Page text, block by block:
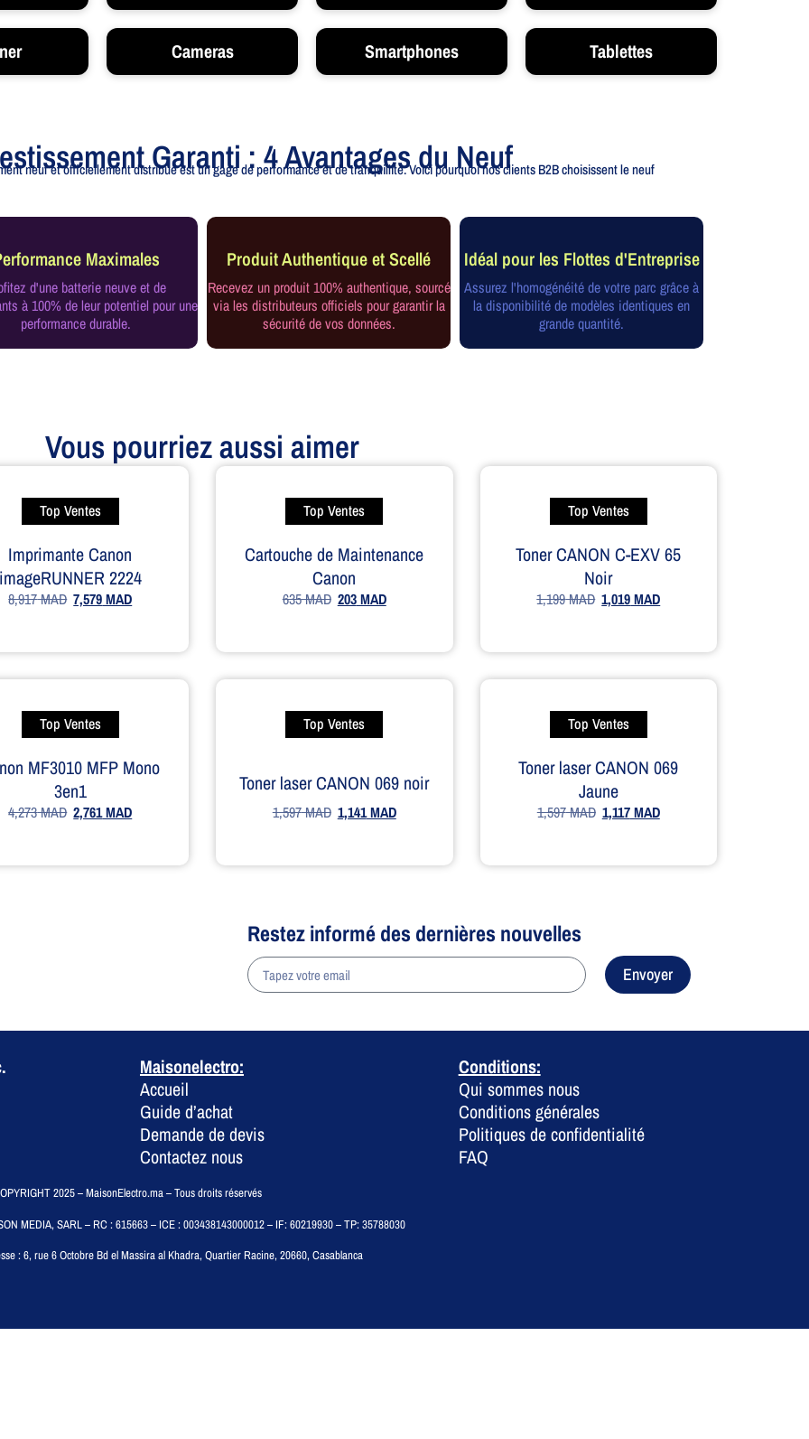
Cameras Smartphones Tablettes
Garanti : 4 Avantages du Neuf
neuf et officiellement distribué est un gage de performance et de tranquillité. Voici pourquoi nos clients B2B choisissent le neuf
Maximales
d'une batterie neuve et de
à 100% de leur potentiel pour une
performance durable.
Produit Authentique et Scellé
Recevez un produit 100% authentique, sourcé
via les distributeurs officiels pour garantir la
sécurité de vos données.
Idéal pour les Flottes d'Entreprise
Assurez l'homogénéité de votre parc grâce à
la disponibilité de modèles identiques en
grande quantité.
Vous pourriez aussi aimer
Top Ventes
Imprimante Canon
2224
8,917MAD 7,579MAD
Top Ventes
Cartouche de Maintenance
Canon
635MAD 203MAD
Top Ventes
Toner CANON C-EXV 65
Noir
1,199MAD 1,019MAD
Top Ventes
MF3010 MFP Mono
3en1
4,273MAD 2,761MAD
Top Ventes
Toner laser CANON 069 noir
1,597MAD 1,141MAD
Top Ventes
Toner laser CANON 069
Jaune
1,597MAD 1,117MAD
Restez informé des dernières nouvelles
Envoyer
Maisonelectro:
Accueil
Guide d’achat
Demande de devis
Contactez nous
Conditions:
Qui sommes nous
Conditions générales
Politiques de confidentialité
FAQ
2025 – MaisonElectro.ma – Tous droits réservés
MEDIA, SARL – RC : 615663 – ICE : 003438143000012 – IF: 60219930 – TP: 35788030
:6, rue 6 Octobre Bd el Massira al Khadra, Quartier Racine, 20660, Casablanca